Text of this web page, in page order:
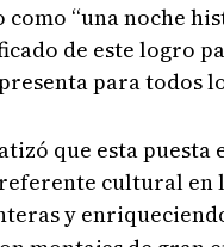
“una noche
de este logro
para todos
que esta puesta
cultural
y